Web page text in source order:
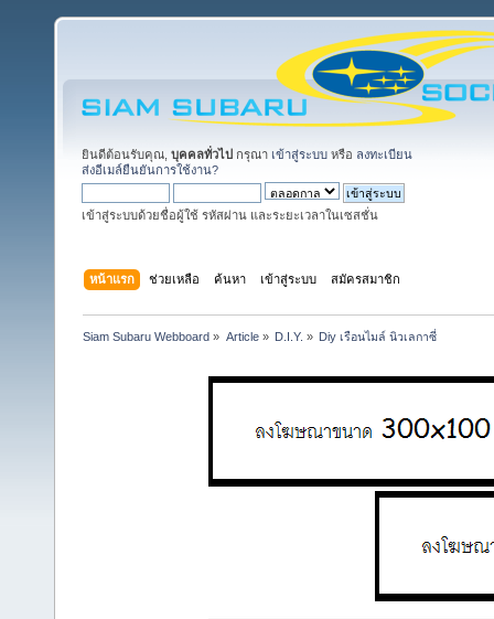
ยินดีต้อนรับคุณ, บุคคลทั่วไป กรุณา เข้าสู่ระบบ หรือ ลงทะเบียน
ส่งอีเมล์ยืนยันการใช้งาน?
เข้าสู่ระบบด้วยชื่อผู้ใช้ รหัสผ่าน และระยะเวลาในเซสชั่น
หน้าแรก ช่วยเหลือ ค้นหา เข้าสู่ระบบ สมัครสมาชิก
Siam Subaru Webboard » Article» D.I.Y. » Diy เรือนไมล์ นิวเลกาซี่